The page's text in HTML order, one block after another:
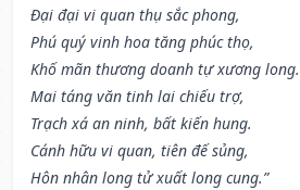
Đại đại vi quan thụ sắc phong,
Phú quý vinh hoa tăng phúc thọ,
Khố mãn thương doanh tự xương long.
Mai táng văn tinh lai chiếu trợ,
Trạch xá an ninh, bất kiến hung.
Cánh hữu vi quan, tiên đế sủng,
Hôn nhân long tử xuất long cung.”